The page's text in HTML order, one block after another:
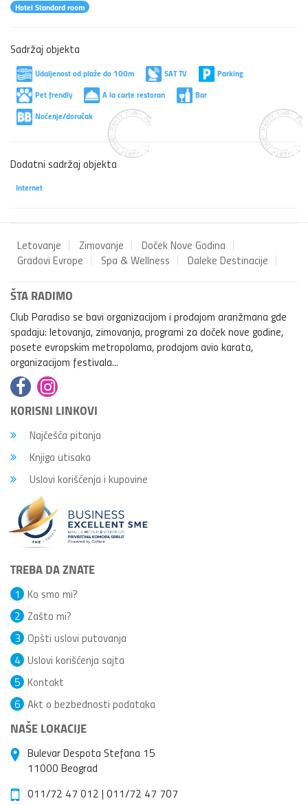
Hotel Standard room
Sadržaj objekta
Udaljenost od plaže do 100m SAT TV
Parking
Pet frendly
A la carte restoran
Bar
Noćenje/doručak
Dodatni sadržaj objekta
Internet
Letovanje Zimovanje
Doček Nove Godina
Gradovi Evrope
Spa & Wellness Daleke Destinacije
ŠTA RADIMO
Club Paradiso se bavi organizacijom i prodajom aranžmana gde
spadaju: letovanja, zimovanja, programi za doček nove godine,
posete evropskim metropolama, prodajom avio karata,
organizacijom festivala...
KORISNI LINKOVI
Najčešća pitanja
Knjiga utisaka
Uslovi korišćenja i kupovine
TREBA DA ZNATE
Ko smo mi?
1
Zašto mi?
2
Opšti uslovi putovanja
3
Uslovi korišćenja sajta
4
Kontakt
5
Akt o bezbednosti podataka
6
NAŠE LOKACIJE
Bulevar Despota Stefana 15
11000 Beograd
011/72 47 012 | 011/72 47 707